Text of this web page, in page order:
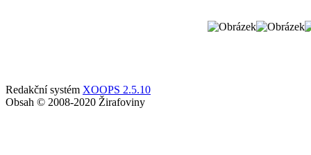
Redakční systém XOOPS 2.5.10
Obsah © 2008-2020 Žirafoviny